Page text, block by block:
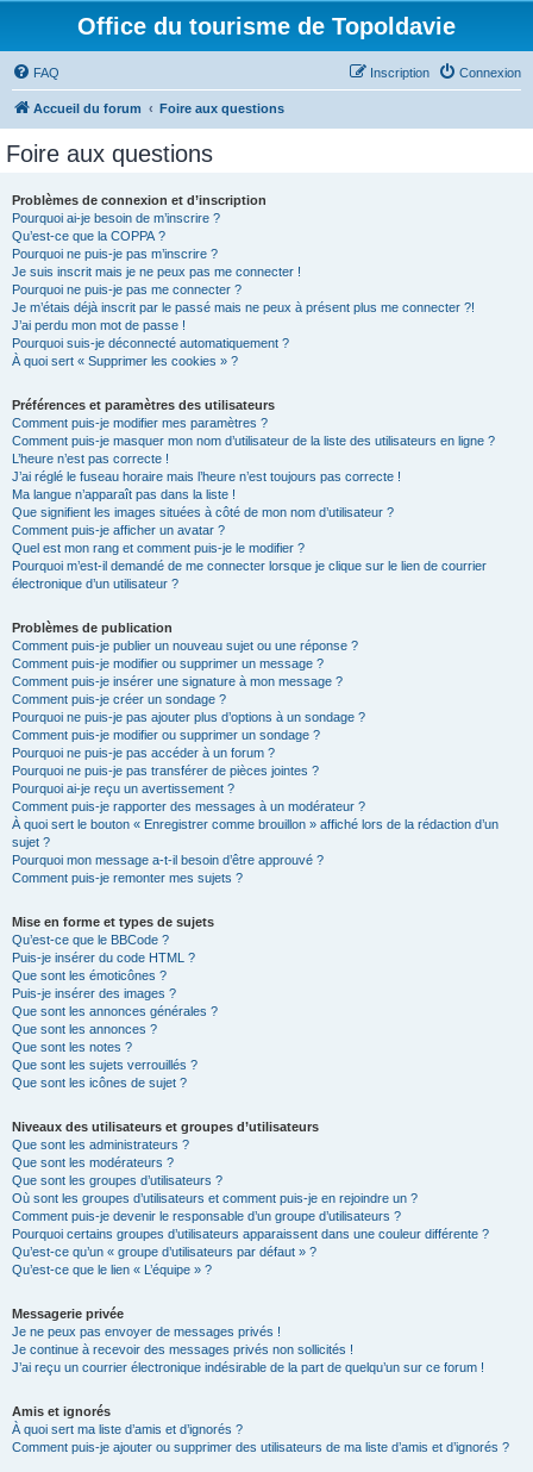
Office du tourisme de Topoldavie
FAQ Connexion
Inscription
Accueil du forum Foire aux questions
Foire aux questions
Problèmes de connexion et d’inscription
Pourquoi ai-je besoin de m’inscrire ?
Qu’est-ce que la COPPA ?
Pourquoi ne puis-je pas m’inscrire ?
Je suis inscrit mais je ne peux pas me connecter !
Pourquoi ne puis-je pas me connecter ?
Je m’étais déjà inscrit par le passé mais ne peux à présent plus me connecter ?!
J’ai perdu mon mot de passe !
Pourquoi suis-je déconnecté automatiquement ?
À quoi sert « Supprimer les cookies » ?
Préférences et paramètres des utilisateurs
Comment puis-je modifier mes paramètres ?
Comment puis-je masquer mon nom d’utilisateur de la liste des utilisateurs en ligne ?
L’heure n’est pas correcte !
J’ai réglé le fuseau horaire mais l’heure n’est toujours pas correcte !
Ma langue n’apparaît pas dans la liste !
Que signifient les images situées à côté de mon nom d’utilisateur ?
Comment puis-je afficher un avatar ?
Quel est mon rang et comment puis-je le modifier ?
Pourquoi m’est-il demandé de me connecter lorsque je clique sur le lien de courrier
électronique d’un utilisateur ?
Problèmes de publication
Comment puis-je publier un nouveau sujet ou une réponse ?
Comment puis-je modifier ou supprimer un message ?
Comment puis-je insérer une signature à mon message ?
Comment puis-je créer un sondage ?
Pourquoi ne puis-je pas ajouter plus d’options à un sondage ?
Comment puis-je modifier ou supprimer un sondage ?
Pourquoi ne puis-je pas accéder à un forum ?
Pourquoi ne puis-je pas transférer de pièces jointes ?
Pourquoi ai-je reçu un avertissement ?
Comment puis-je rapporter des messages à un modérateur ?
À quoi sert le bouton « Enregistrer comme brouillon » affiché lors de la rédaction d’un
sujet ?
Pourquoi mon message a-t-il besoin d’être approuvé ?
Comment puis-je remonter mes sujets ?
Mise en forme et types de sujets
Qu’est-ce que le BBCode ?
Puis-je insérer du code HTML ?
Que sont les émoticônes ?
Puis-je insérer des images ?
Que sont les annonces générales ?
Que sont les annonces ?
Que sont les notes ?
Que sont les sujets verrouillés ?
Que sont les icônes de sujet ?
Niveaux des utilisateurs et groupes d’utilisateurs
Que sont les administrateurs ?
Que sont les modérateurs ?
Que sont les groupes d’utilisateurs ?
Où sont les groupes d’utilisateurs et comment puis-je en rejoindre un ?
Comment puis-je devenir le responsable d’un groupe d’utilisateurs ?
Pourquoi certains groupes d’utilisateurs apparaissent dans une couleur différente ?
Qu’est-ce qu’un « groupe d’utilisateurs par défaut » ?
Qu’est-ce que le lien « L’équipe » ?
Messagerie privée
Je ne peux pas envoyer de messages privés !
Je continue à recevoir des messages privés non sollicités !
J’ai reçu un courrier électronique indésirable de la part de quelqu’un sur ce forum !
Amis et ignorés
À quoi sert ma liste d’amis et d’ignorés ?
Comment puis-je ajouter ou supprimer des utilisateurs de ma liste d’amis et d’ignorés ?